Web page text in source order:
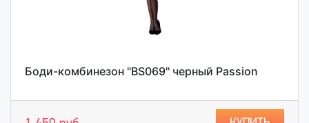
Боди-комбинезон "BS069" черный Passion